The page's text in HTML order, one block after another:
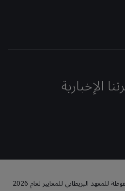
الإخبارية
البريطاني للمعايير لعام 2026